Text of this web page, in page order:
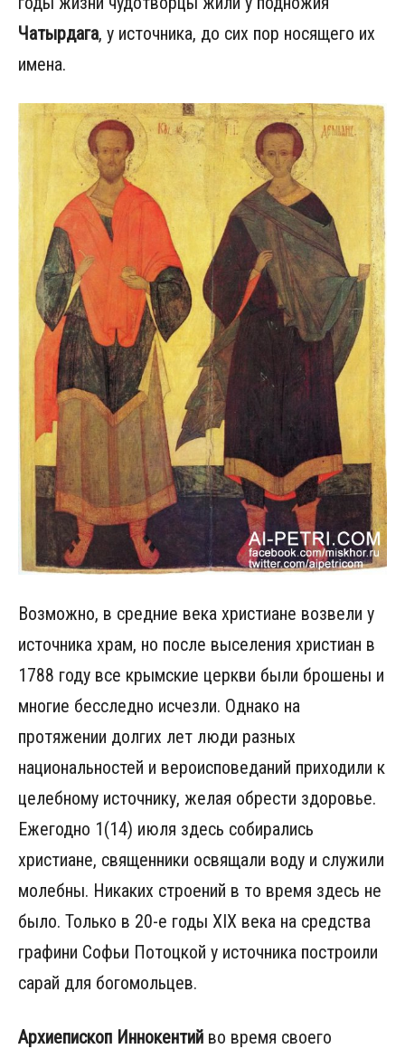
Чатырдага, у источника, до сих пор носящего их
имена.
Возможно, в средние века христиане возвели у
источника храм, но после выселения христиан в
1788 году все крымские церкви были брошены и
многие бесследно исчезли. Однако на
протяжении долгих лет люди разных
национальностей и вероисповеданий приходили к
целебному источнику, желая обрести здоровье.
Ежегодно 1(14) июля здесь собирались
христиане, священники освящали воду и служили
молебны. Никаких строений в то время здесь не
было. Только в 20-е годы XIX века на средства
графини Софьи Потоцкой у источника построили
сарай для богомольцев.
Архиепископ Иннокентий во время своего